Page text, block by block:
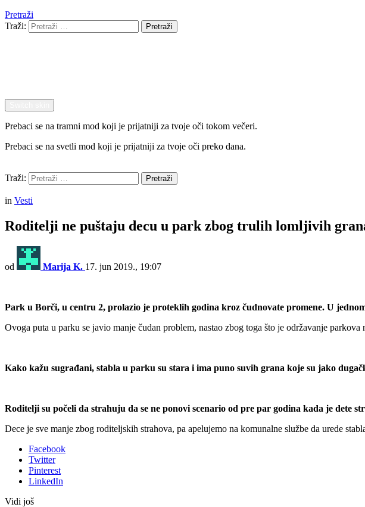
Pretraži
Traži:
Pretraži
Prebaci se na tramni mod koji je prijatniji za tvoje oči tokom večeri.
Prebaci se na svetli mod koji je prijatniji za tvoje oči preko dana.
Traži:
Pretraži
in Vesti
Roditelji ne puštaju decu u park zbog trulih lomljivih
od Marija K. 17. jun 2019., 19:07
Park u Borči, u centru 2, prolazio je proteklih godina kroz čudnovate promene. U
Ovoga puta u parku se javio manje čudan problem, nastao zbog toga što je održavanje parkova
Kako kažu sugrađani, stabla u parku su stara i ima puno suvih grana koje su jako
Roditelji su počeli da strahuju da se ne ponovi scenario od pre par godina kada je dete
Dece je sve manje zbog roditeljskih strahova, pa apelujemo na komunalne službe da urede
Facebook
Twitter
Pinterest
LinkedIn
Vidi još